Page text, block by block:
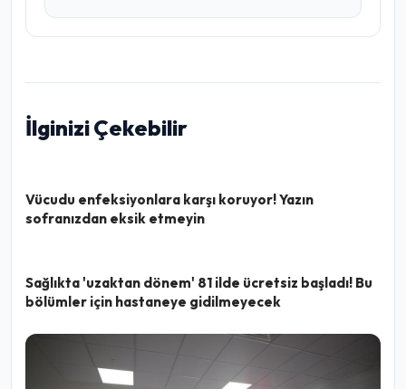
İlginizi Çekebilir
Vücudu enfeksiyonlara karşı koruyor! Yazın
sofranızdan eksik etmeyin
Sağlıkta 'uzaktan dönem' 81 ilde ücretsiz başladı! Bu
bölümler için hastaneye gidilmeyecek